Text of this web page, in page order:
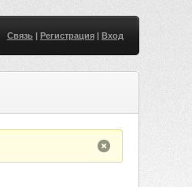
Связь| Регистрация| Вход